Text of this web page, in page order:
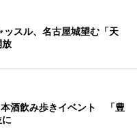
ッスル、名古屋城望む「天
放
酒飲み歩きイベント 「豊